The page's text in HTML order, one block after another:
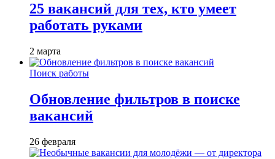
25 вакансий для тех, кто умеет
работать руками
2 марта
Поиск работы
Обновление фильтров в поиске
вакансий
26 февраля